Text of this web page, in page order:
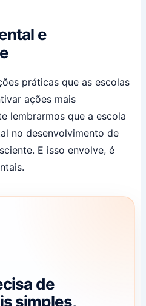
e
práticas que as escolas
ações mais
lembrarmos que a escola
no desenvolvimento de
E isso envolve, é
de
simples,